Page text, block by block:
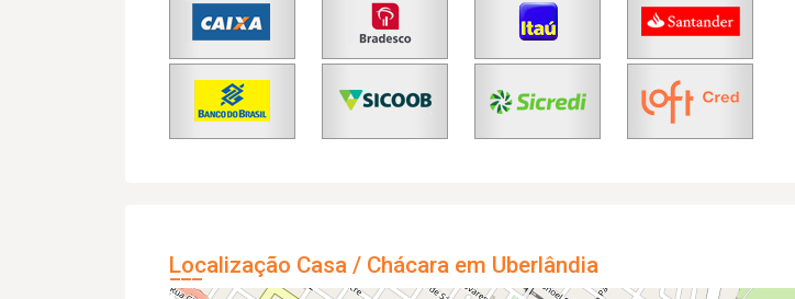
Localização Casa / Chácara em Uberlândia